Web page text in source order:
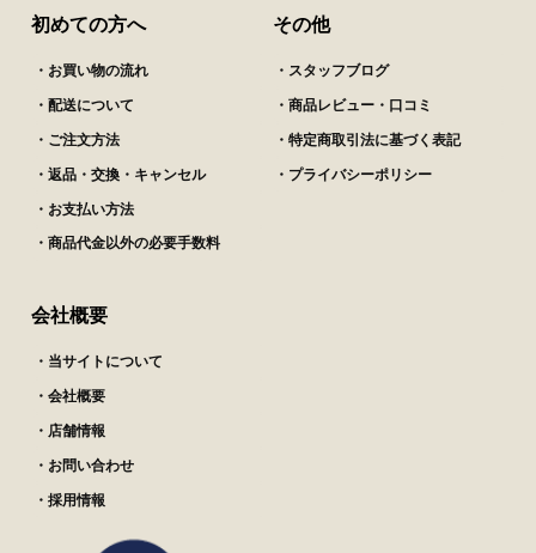
初めての方へ
・お買い物の流れ
・配送について
・ご注文方法
・返品・交換・キャンセル
・お支払い方法
・商品代金以外の必要手数料
その他
・スタッフブログ
・商品レビュー・口コミ
・特定商取引法に基づく表記
・プライバシーポリシー
会社概要
・当サイトについて
・会社概要
・店舗情報
・お問い合わせ
・採用情報